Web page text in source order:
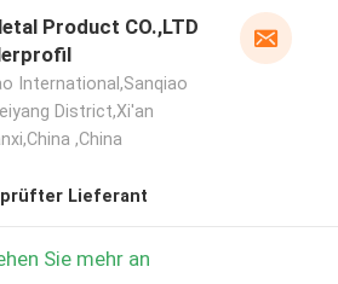
Product CO.,LTD
International,Sanqiao
District,Xi'an
,China
Lieferant
Sie mehr an